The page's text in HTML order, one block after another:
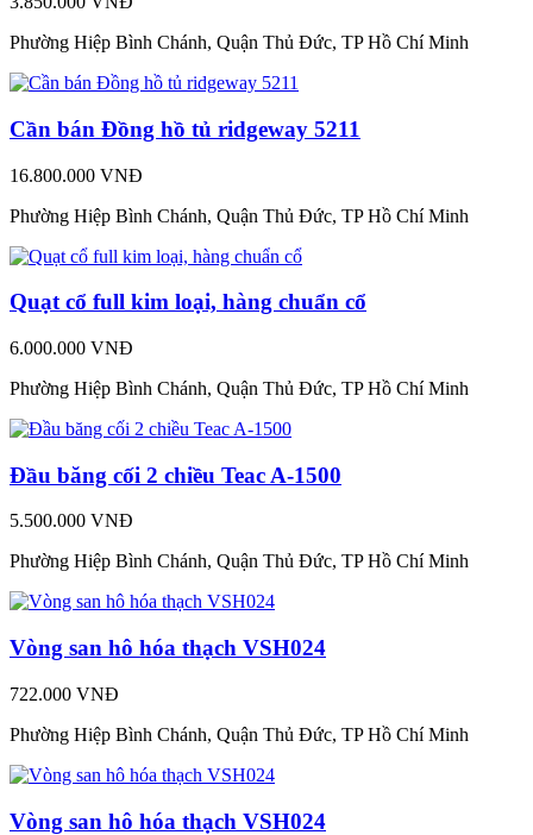
Phường Hiệp Bình Chánh, Quận Thủ Đức, TP Hồ Chí Minh
Cần bán Đồng hồ tủ ridgeway 5211
16.800.000 VNĐ
Phường Hiệp Bình Chánh, Quận Thủ Đức, TP Hồ Chí Minh
Quạt cổ full kim loại, hàng chuẩn cổ
6.000.000 VNĐ
Phường Hiệp Bình Chánh, Quận Thủ Đức, TP Hồ Chí Minh
Đầu băng cối 2 chiều Teac A-1500
5.500.000 VNĐ
Phường Hiệp Bình Chánh, Quận Thủ Đức, TP Hồ Chí Minh
Vòng san hô hóa thạch VSH024
722.000 VNĐ
Phường Hiệp Bình Chánh, Quận Thủ Đức, TP Hồ Chí Minh
Vòng san hô hóa thạch VSH024